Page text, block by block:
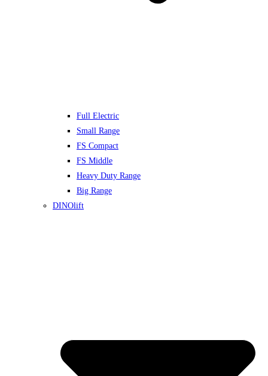
Full Electric
Small Range
FS Compact
FS Middle
Heavy Duty Range
Big Range
DINOlift